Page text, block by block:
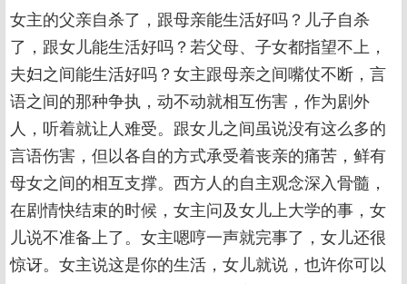
女主的父亲自杀了，跟母亲能生活好吗？儿子自杀
了，跟女儿能生活好吗？若父母、子女都指望不上，
夫妇之间能生活好吗？女主跟母亲之间嘴仗不断，言
语之间的那种争执，动不动就相互伤害，作为剧外
人，听着就让人难受。跟女儿之间虽说没有这么多的
言语伤害，但以各自的方式承受着丧亲的痛苦，鲜有
母女之间的相互支撑。西方人的自主观念深入骨髓，
在剧情快结束的时候，女主问及女儿上大学的事，女
儿说不准备上了。女主嗯哼一声就完事了，女儿还很
惊讶。女主说这是你的生活，女儿就说，也许你可以